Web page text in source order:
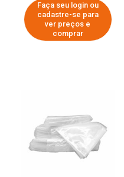
Faça seu login ou
cadastre-se para
ver preços e
comprar